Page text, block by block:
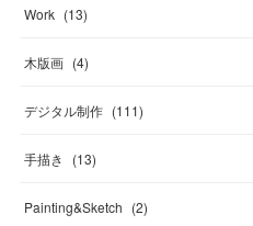
Work (13)
木版画 (4)
デジタル制作 (111)
手描き (13)
Painting&Sketch (2)